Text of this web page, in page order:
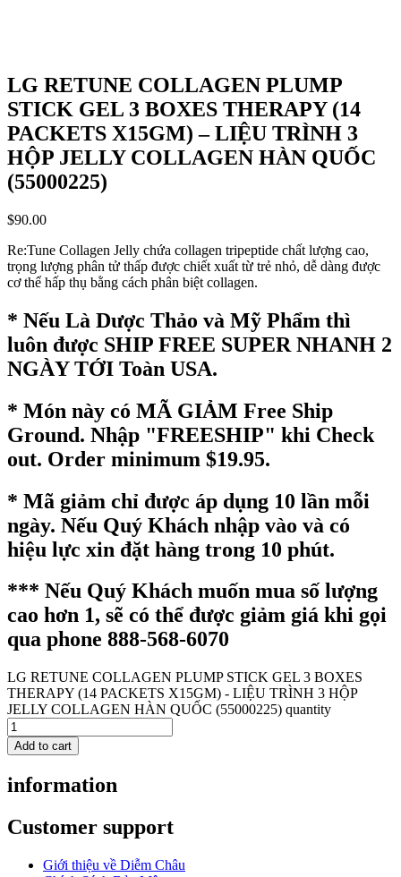
LG RETUNE COLLAGEN PLUMP
STICK GEL 3 BOXES THERAPY (14
PACKETS X15GM) – LIỆU TRÌNH 3
HỘP JELLY COLLAGEN HÀN QUỐC
(55000225)
$90.00
Re:Tune Collagen Jelly chứa collagen tripeptide chất lượng cao,
trọng lượng phân tử thấp được chiết xuất từ trẻ nhỏ, dễ dàng được
cơ thể hấp thụ bằng cách phân biệt collagen.
* Nếu Là Dược Thảo và Mỹ Phẩm thì
luôn được SHIP FREE SUPER NHANH 2
NGÀY TỚI Toàn USA.
* Món này có MÃ GIẢM Free Ship
Ground. Nhập "FREESHIP" khi Check
out. Order minimum $19.95.
* Mã giảm chỉ được áp dụng 10 lần mỗi
ngày. Nếu Quý Khách nhập vào và có
hiệu lực xin đặt hàng trong 10 phút.
*** Nếu Quý Khách muốn mua số lượng
cao hơn 1, sẽ có thể được giảm giá khi gọi
qua phone 888-568-6070
LG RETUNE COLLAGEN PLUMP STICK GEL 3 BOXES
THERAPY (14 PACKETS X15GM) - LIỆU TRÌNH 3 HỘP
JELLY COLLAGEN HÀN QUỐC (55000225) quantity
Add to cart
information
Customer support
Giới thiệu về Diễm Châu